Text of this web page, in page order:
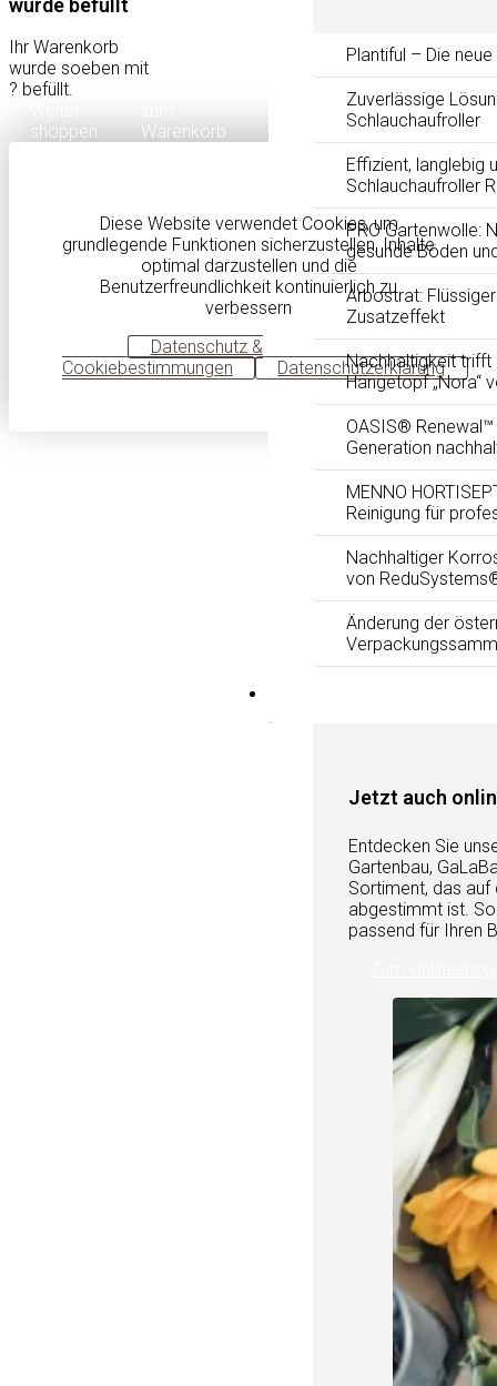
Plantiful – Die
Zuverlässige
Schlauchaufroller
Effizient, langlebig
Schlauchaufroller
PRO Gartenwolle:
gesunde Böden
Arbostrat:
Zusatzeffekt
Nachhaltigkeit trifft
Hängetopf „Nora“
OASIS®
Generation
MENNO
Reinigung für
Nachhaltiger
von
Änderung der
Jetzt auch
Entdecken Sie
Gartenbau,
Sortiment, das
abgestimmt ist.
passend für Ihren
Ihr Warenkorb
wurde soeben mit
? befüllt.
shoppen
Warenkorb
Diese Website verwendet Cookies, um
grundlegende Funktionen sicherzustellen, Inhalte
optimal darzustellen und die
Benutzerfreundlichkeit kontinuierlich zu
verbessern
Datenschutz &
Cookiebestimmungen
Datenschutzerklärung